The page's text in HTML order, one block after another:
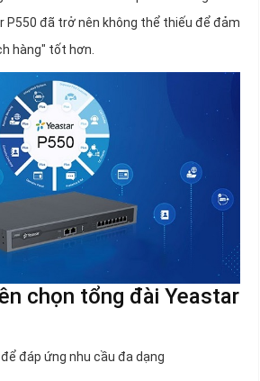
P550 đã trở nên không thể thiếu để đảm
hàng" tốt hơn.
chọn tổng đài Yeastar
đáp ứng nhu cầu đa dạng